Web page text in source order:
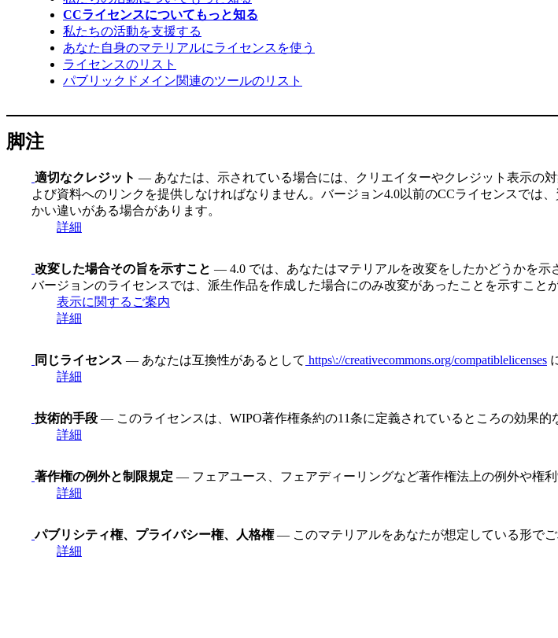
CCライセンスについてもっと知る
私たちの活動を支援する
あなた自身のマテリアルにライセンスを使う
ライセンスのリスト
パブリックドメイン関連のツールのリスト
脚注
適切なクレジット — あなたは、示されている場合には、クリエイターやクレジット表示の
よび資料へのリンクを提供しなければなりません。バージョン4.0以前のCCライセンスで
かい違いがある場合があります。
詳細
改変した場合その旨を示すこと — 4.0 では、あなたはマテリアルを改変をしたかどうかを
バージョンのライセンスでは、派生作品を作成した場合にのみ改変があったことを示すこと
表示に関するご案内
詳細
同じライセンス — あなたは互換性があるとして https\://creativecommons.org/compatiblelicenses
詳細
技術的手段 — このライセンスは、WIPO著作権条約の11条に定義されているところの効果的
詳細
著作権の例外と制限規定 — フェアユース、フェアディーリングなど著作権法上の例外や権
詳細
パブリシティ権、プライバシー権、人格権— このマテリアルをあなたが想定している形で
詳細